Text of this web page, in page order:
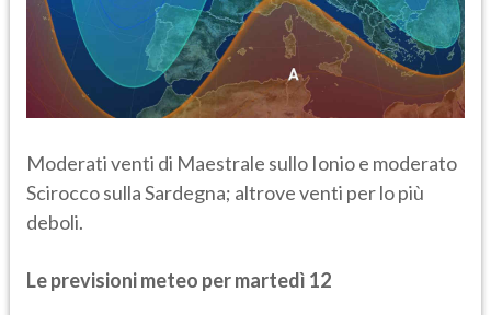
Moderati venti di Maestrale sullo Ionio e moderato
Scirocco sulla Sardegna; altrove venti per lo più
deboli.
Le previsioni meteo per martedì 12